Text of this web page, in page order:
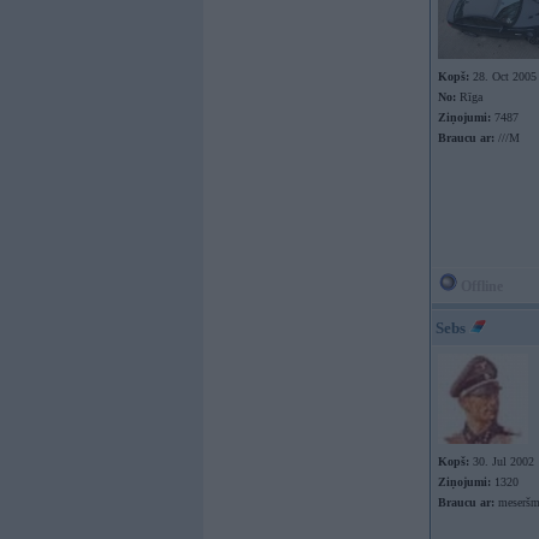
Kopš: 28. Oct 2005
No: Rīga
Ziņojumi: 7487
Braucu ar: ///M
Sebs
Kopš: 30. Jul 2002
Ziņojumi: 1320
Braucu ar: